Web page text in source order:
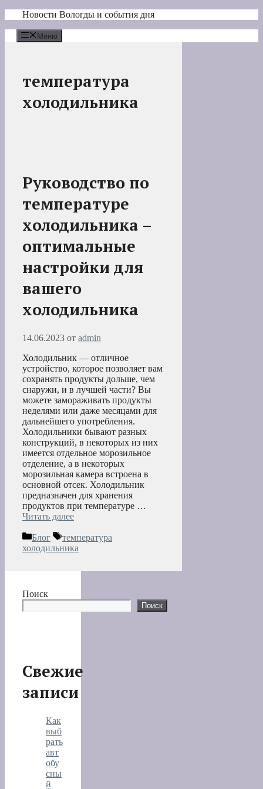
Перейти
содержимому
Новости Вологды и события дня
Меню
температура
холодильника
Руководство по
температуре
холодильника –
оптимальные
настройки для
вашего
холодильника
14.06.2023 от admin
Холодильник — отличное
устройство, которое позволяет вам
сохранять продукты дольше, чем
снаружи, и в лучшей части? Вы
можете замораживать продукты
неделями или даже месяцами для
дальнейшего употребления.
Холодильники бывают разных
конструкций, в некоторых из них
имеется отдельное морозильное
отделение, а в некоторых
морозильная камера встроена в
основной отсек. Холодильник
предназначен для хранения
продуктов при температуре …
Читать далее
Рубрики
Блог Метки
температура
холодильника
Поиск
Поиск
Свежие
записи
Как
выб
рать
авт
обу
сны
й